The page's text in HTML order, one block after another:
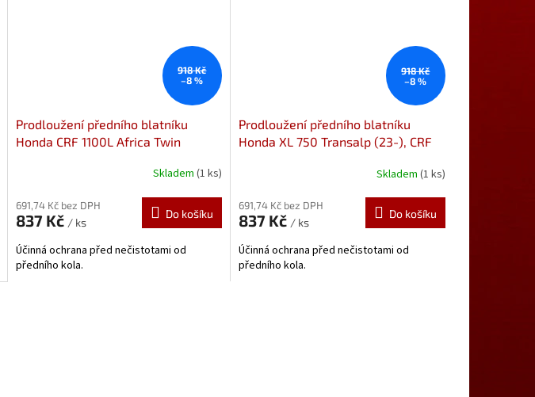
918 Kč
–8 %
Prodloužení předního blatníku
Honda CRF 1100L Africa Twin
Prodloužení předního blatníku od
Skladem (1 ks)
691,74 Kč bez DPH
837 Kč / ks
Do košíku
Účinná ochrana před nečistotami od
předního kola.
918 Kč
–8 %
Prodloužení předního blatníku
Honda XL 750 Transalp (23-), CRF
/Adventure Sports (18-23) 051815
Prodloužení předního blatníku od
Pyramid Plastics
Skladem (1 ks)
691,74 Kč bez DPH
837 Kč / ks
Do košíku
Účinná ochrana před nečistotami od
předního kola.